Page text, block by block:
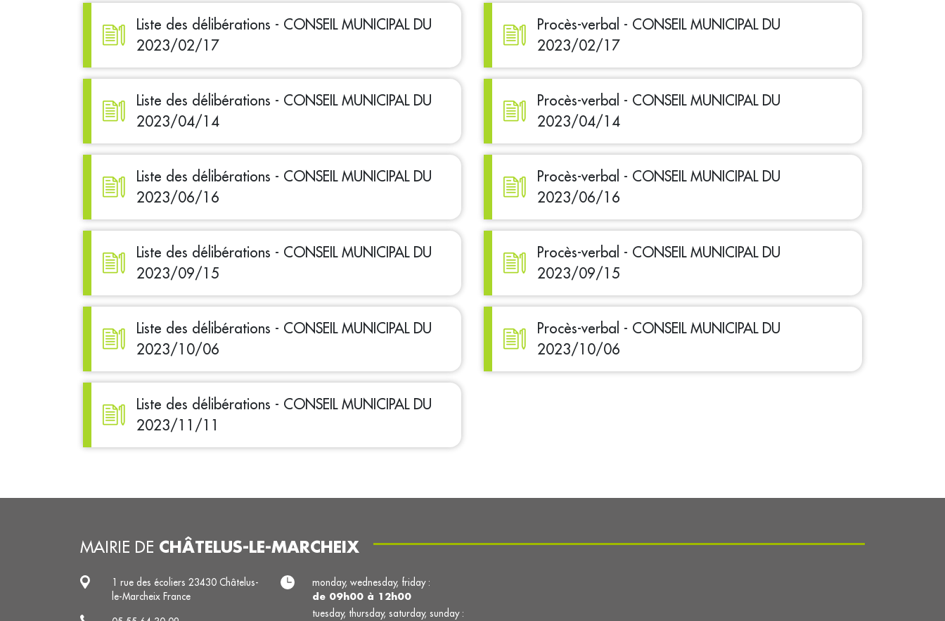
Liste des délibérations - CONSEIL MUNICIPAL DU
2023/02/17
Procès-verbal - CONSEIL MUNICIPAL DU
2023/02/17
Liste des délibérations - CONSEIL MUNICIPAL DU
2023/04/14
Procès-verbal - CONSEIL MUNICIPAL DU
2023/04/14
Liste des délibérations - CONSEIL MUNICIPAL DU
2023/06/16
Procès-verbal - CONSEIL MUNICIPAL DU
2023/06/16
Liste des délibérations - CONSEIL MUNICIPAL DU
2023/09/15
Procès-verbal - CONSEIL MUNICIPAL DU
2023/09/15
Liste des délibérations - CONSEIL MUNICIPAL DU
2023/10/06
Procès-verbal - CONSEIL MUNICIPAL DU
2023/10/06
Liste des délibérations - CONSEIL MUNICIPAL DU
2023/11/11
MAIRIE DE CHÂTELUS-LE-MARCHEIX
1 rue des écoliers 23430 Châtelus-
le-Marcheix France
monday, wednesday, friday :
de 09h00 à 12h00
tuesday, thursday, saturday, sunday :